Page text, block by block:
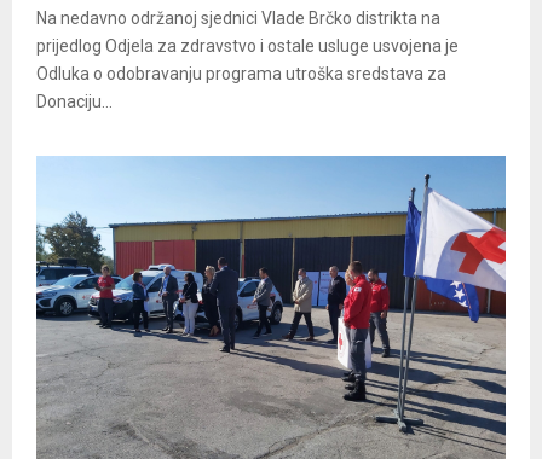
Na nedavno održanoj sjednici Vlade Brčko distrikta na
prijedlog Odjela za zdravstvo i ostale usluge usvojena je
Odluka o odobravanju programa utroška sredstava za
Donaciju...